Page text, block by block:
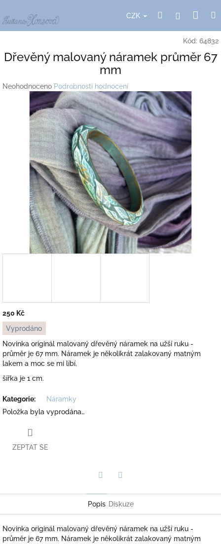
na
obsah
CZK HledatPřihlášení
Kód: 64832
Dřevěný malovaný náramek průměr 67
mm
Průměrné
hodnocení
produktu
hvězdiček.
Neohodnoceno Podrobnosti hodnocení
250 Kč
Měrná
cena:
Vyprodáno
Novinka originál malovaný dřevěný náramek na užší ruku -
průměr je 67 mm. Náramek je několikrát zalakovaný matným
lakem a moc se mi líbí.
šířka je 1 cm.
Kategorie:
Náramky
Položka byla vyprodána…
ZEPTAT SE
Popis Diskuze
Novinka originál malovaný dřevěný náramek na užší ruku -
průměr je 67 mm. Náramek je několikrát zalakovaný matným